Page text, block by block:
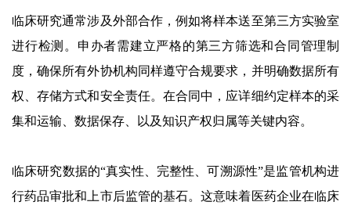
临床研究通常涉及外部合作，例如将样本送至第三方实验室
进行检测。申办者需建立严格的第三方筛选和合同管理制
度，确保所有外协机构同样遵守合规要求，并明确数据所有
权、存储方式和安全责任。在合同中，应详细约定样本的采
集和运输、数据保存、以及知识产权归属等关键内容。
临床研究数据的“真实性、完整性、可溯源性”是监管机构进
行药品审批和上市后监管的基石。这意味着医药企业在临床